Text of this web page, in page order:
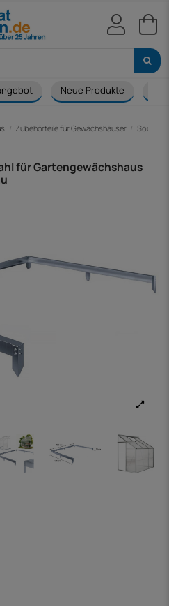
Neue Produkte
Zubehörteile für Gewächshäuser Sockel
für Gartengewächshaus